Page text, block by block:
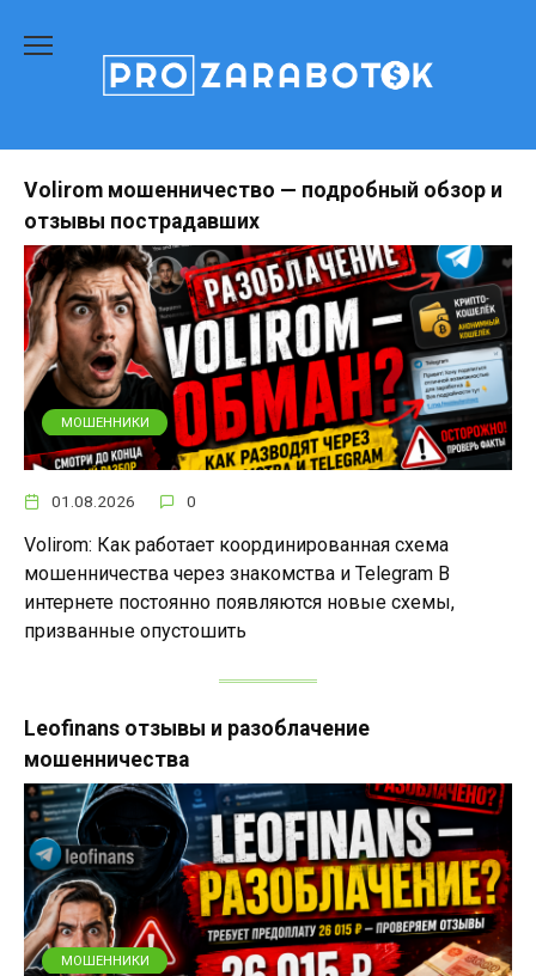
содержанию
Volirom мошенничество — подробный обзор и
отзывы пострадавших
МОШЕННИКИ
01.08.2026 0
Volirom: Как работает координированная схема
мошенничества через знакомства и Telegram В
интернете постоянно появляются новые схемы,
призванные опустошить
Leofinans отзывы и разоблачение
мошенничества
МОШЕННИКИ